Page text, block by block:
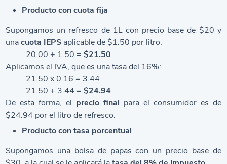
Producto con cuota fija
Supongamos un refresco de 1L con precio base de $20 y
unacuota IEPS aplicable de $1.50 por litro.
20.00 + 1.50 =$21.50
Aplicamos el IVA, que es una tasa del 16%:
21.50 x 0.16 = 3.44
21.50 + 3.44 =$24.94
De esta forma, el precio final para el consumidor es de
$24.94 por el litro de refresco.
Producto con tasa porcentual
Supongamos una bolsa de papas con un precio base de